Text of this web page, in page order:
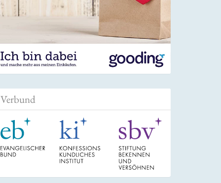
Verbund